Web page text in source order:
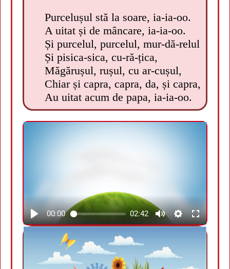
Purcelușul stă la soare, ia-ia-oo.
A uitat și de mâncare, ia-ia-oo.
Și purcelul, purcelul, mur-dă-relul
Și pisica-sica, cu-ră-țica,
Măgărușul, rușul, cu ar-cușul,
Chiar și capra, capra, da, și capra,
Au uitat acum de papa, ia-ia-oo.
00:00 02:42